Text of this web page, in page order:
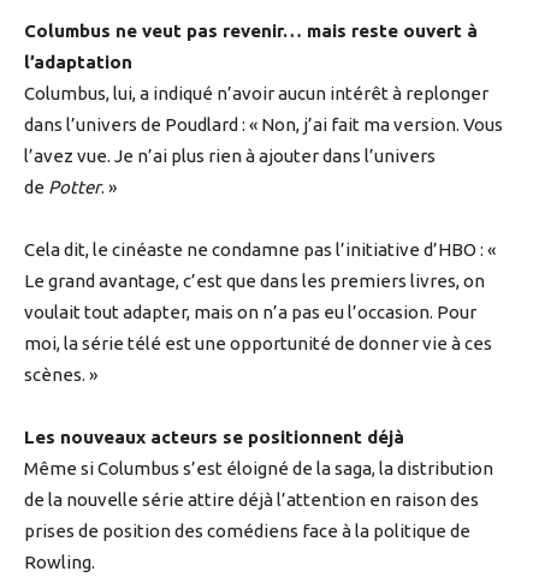
Columbus ne veut pas revenir… mais reste ouvert à
l’adaptation
Columbus, lui, a indiqué n’avoir aucun intérêt à replonger
dans l’univers de Poudlard : « Non, j’ai fait ma version. Vous
l’avez vue. Je n’ai plus rien à ajouter dans l’univers
de Potter. »
Cela dit, le cinéaste ne condamne pas l’initiative d’HBO : «
Le grand avantage, c’est que dans les premiers livres, on
voulait tout adapter, mais on n’a pas eu l’occasion. Pour
moi, la série télé est une opportunité de donner vie à ces
scènes. »
Les nouveaux acteurs se positionnent déjà
Même si Columbus s’est éloigné de la saga, la distribution
de la nouvelle série attire déjà l’attention en raison des
prises de position des comédiens face à la politique de
Rowling.